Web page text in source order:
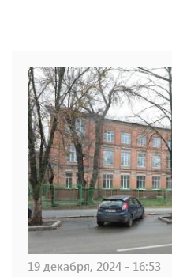
19 декабря, 2024 - 16:53